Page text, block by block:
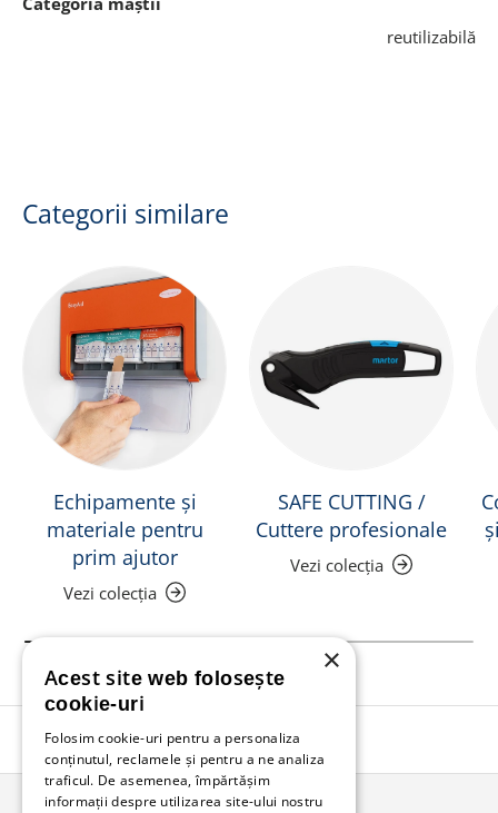
reutilizabilă
Categorii similare
Echipamente și
materiale pentru
prim ajutor
Vezi colecția
SAFE CUTTING /
Cuttere profesionale
Vezi colecția
Înapoi în sus
×
Acest site web folosește
cookie-uri
Folosim cookie-uri pentru a personaliza
conținutul, reclamele și pentru a ne analiza
traficul. De asemenea, împărtășim
informații despre utilizarea site-ului nostru